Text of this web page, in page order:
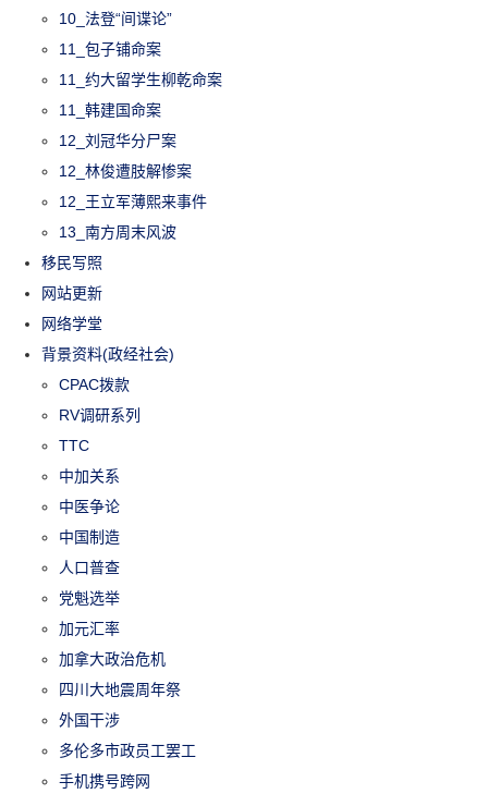
10_法登“间谍论”
11_包子铺命案
11_约大留学生柳乾命案
11_韩建国命案
12_刘冠华分尸案
12_林俊遭肢解惨案
12_王立军薄熙来事件
13_南方周末风波
移民写照
网站更新
网络学堂
背景资料(政经社会)
CPAC拨款
RV调研系列
TTC
中加关系
中医争论
中国制造
人口普查
党魁选举
加元汇率
加拿大政治危机
四川大地震周年祭
外国干涉
多伦多市政员工罢工
手机携号跨网